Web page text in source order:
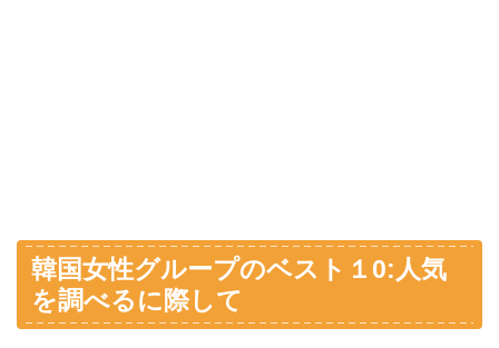
韓国女性グループのベスト１0:人気
を調べるに際して